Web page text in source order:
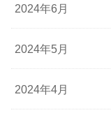
2024年6月
2024年5月
2024年4月